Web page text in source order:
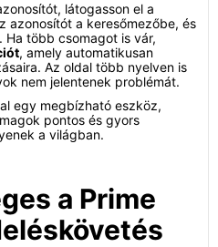
látogasson el a
azonosítót a keresőmezőbe, és
Ha több csomagot is vár,
, amely automatikusan
Az oldal több nyelven is
nem jelentenek problémát.
egy megbízható eszköz,
pontos és gyors
a világban.
a Prime